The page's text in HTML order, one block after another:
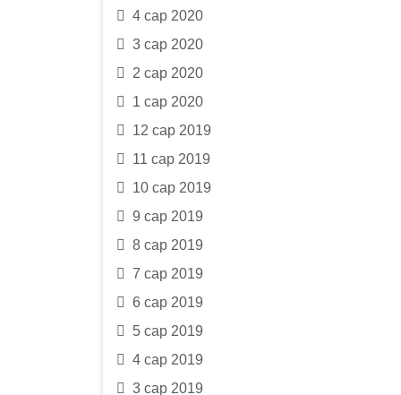
4 сар 2020
3 сар 2020
2 сар 2020
1 сар 2020
12 сар 2019
11 сар 2019
10 сар 2019
9 сар 2019
8 сар 2019
7 сар 2019
6 сар 2019
5 сар 2019
4 сар 2019
3 сар 2019